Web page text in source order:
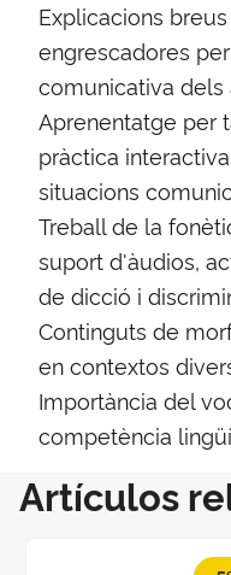
Explicacions
engrescadores
comunicativa dels
Aprenentatge per
pràctica
situacions
Treball de la
suport d'àudios,
de dicció i
Continguts de
en contextos
Importància del
competència
Artículos